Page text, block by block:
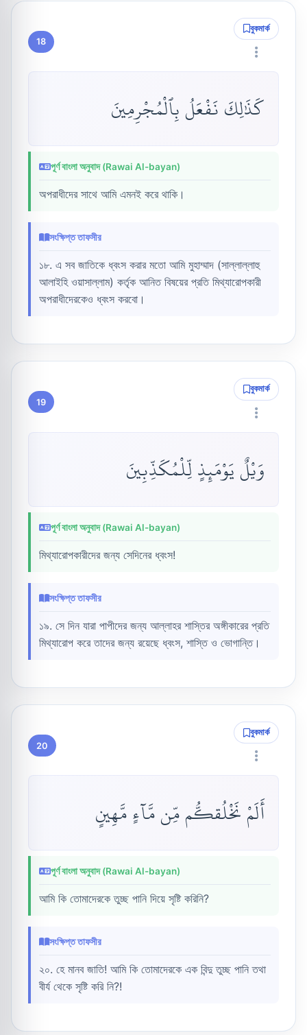
18
বুকমার্ক
كَذَٰلِكَ نَفْعَلُ بِٱلْمُجْرِمِينَ
পূর্ণ বাংলা অনুবাদ (Rawai Al-bayan)
অপরাধীদের সাথে আমি এমনই করে থাকি।
সংক্ষিপ্ত তাফসীর
১৮. এ সব জাতিকে ধ্বংস করার মতো আমি মুহাম্মাদ (সাল্লাল্লাহু
আলাইহি ওয়াসাল্লাম) কর্তৃক আনিত বিষয়ের প্রতি মিথ্যারোপকারী
অপরাধীদেরকেও ধ্বংস করবো।
19
বুকমার্ক
وَيْلٌ يَوْمَئِذٍ لِّلْمُكَذِّبِينَ
পূর্ণ বাংলা অনুবাদ (Rawai Al-bayan)
মিথ্যারোপকারীদের জন্য সেদিনের ধ্বংস!
সংক্ষিপ্ত তাফসীর
১৯. সে দিন যারা পাপীদের জন্য আল্লাহর শাস্তির অঙ্গীকারের প্রতি
মিথ্যারোপ করে তাদের জন্য রয়েছে ধ্বংস, শাস্তি ও ভোগান্তি।
20
বুকমার্ক
أَلَمْ نَخْلُقكُّم مِّن مَّآءٍ مَّهِينٍ
পূর্ণ বাংলা অনুবাদ (Rawai Al-bayan)
আমি কি তোমাদেরকে তুচ্ছ পানি দিয়ে সৃষ্টি করিনি?
সংক্ষিপ্ত তাফসীর
২০. হে মানব জাতি! আমি কি তোমাদেরকে এক বিন্দু তুচ্ছ পানি তথা
বীর্য থেকে সৃষ্টি করি নি?!